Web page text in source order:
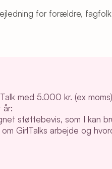
for forældre,
med 5.000 kr. (ex
år:
støttebevis, som I kan
GirlTalks arbejde og